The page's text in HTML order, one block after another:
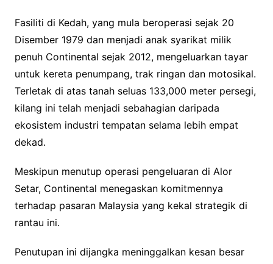
Fasiliti di Kedah, yang mula beroperasi sejak 20
Disember 1979 dan menjadi anak syarikat milik
penuh Continental sejak 2012, mengeluarkan tayar
untuk kereta penumpang, trak ringan dan motosikal.
Terletak di atas tanah seluas 133,000 meter persegi,
kilang ini telah menjadi sebahagian daripada
ekosistem industri tempatan selama lebih empat
dekad.
Meskipun menutup operasi pengeluaran di Alor
Setar, Continental menegaskan komitmennya
terhadap pasaran Malaysia yang kekal strategik di
rantau ini.
Penutupan ini dijangka meninggalkan kesan besar